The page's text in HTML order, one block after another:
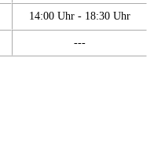
14:00 Uhr - 18:30 Uhr
---